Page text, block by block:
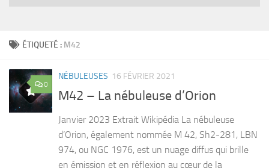
ÉTIQUETÉ : M42
0
NÉBULEUSES 16 FÉVRIER 2021
M42 – La nébuleuse d’Orion
Janvier 2023 Extrait Wikipédia La nébuleuse
d’Orion, également nommée M 42, Sh2-281, LBN
974, ou NGC 1976, est un nuage diffus qui brille
en émission et en réflexion au cœur de la